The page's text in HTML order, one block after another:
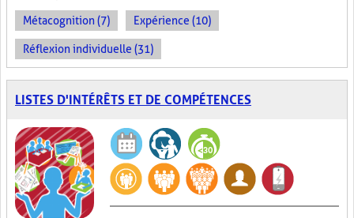
Métacognition (7) Expérience (10)
Réflexion individuelle (31)
LISTES D'INTÉRÊTS ET DE COMPÉTENCES